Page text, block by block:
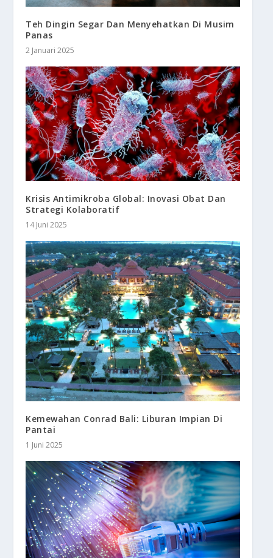
Teh Dingin Segar Dan Menyehatkan Di Musim
Panas
2 Januari 2025
Krisis Antimikroba Global: Inovasi Obat Dan
Strategi Kolaboratif
14 Juni 2025
Kemewahan Conrad Bali: Liburan Impian Di
Pantai
1 Juni 2025